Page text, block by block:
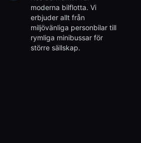
moderna bilflotta. Vi
erbjuder allt från
miljövänliga personbilar till
rymliga minibussar för
större sällskap.